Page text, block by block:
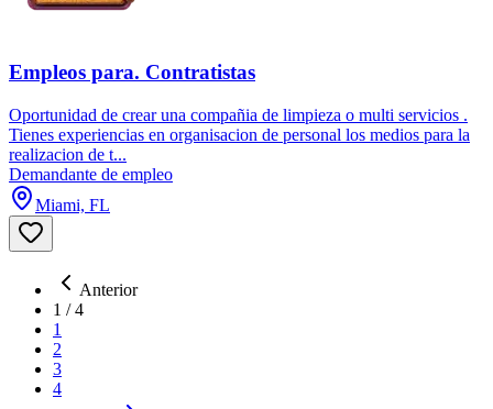
Empleos para. Contratistas
Oportunidad de crear una compañia de limpieza o multi servicios .
Tienes experiencias en organisacion de personal los medios para la
realizacion de t...
Demandante de empleo
Miami, FL
Anterior
1 /4
1
2
3
4